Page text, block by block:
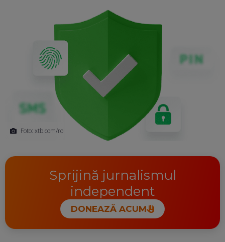
Foto: xtb.com/ro
Sprijină jurnalismul
independent
DONEAZĂ ACUM